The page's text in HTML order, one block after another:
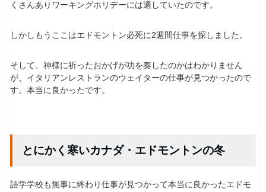
くさんありワーキングホリデーには適していたのです。
しかしもうここはエドモントン必死に2週間仕事を探しました。
そして、神様に祈ったおかげが功を奏したのかはわかりません
が、イタリアンレストランのウェイターの仕事が見つかったので
す。本当に良かったです。
とにかく寒いカナダ・エドモントンの冬
語学学校も無事に終わり仕事が見つかって本当に良かったエドモ